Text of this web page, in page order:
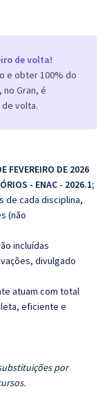
de volta!
e obter 100% do
Gran, é
volta.
FEVEREIRO DE 2026
- ENAC - 2026.1;
de cada disciplina,
(não
incluídas
divulgado
atuam com total
eficiente e
por